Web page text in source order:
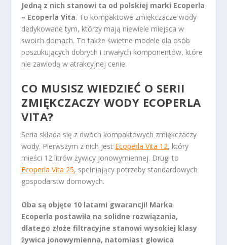
Jedną z nich stanowi ta od polskiej marki Ecoperla
– Ecoperla Vita. To kompaktowe zmiękczacze wody
dedykowane tym, którzy mają niewiele miejsca w
swoich domach. To także świetne modele dla osób
poszukujących dobrych i trwałych komponentów, które
nie zawiodą w atrakcyjnej cenie.
CO MUSISZ WIEDZIEĆ O SERII
ZMIĘKCZACZY WODY ECOPERLA
VITA?
Seria składa się z dwóch kompaktowych zmiękczaczy
wody. Pierwszym z nich jest Ecoperla Vita 12, który
mieści 12 litrów żywicy jonowymiennej. Drugi to
Ecoperla Vita 25, spełniający potrzeby standardowych
gospodarstw domowych.
Oba są objęte 10 latami gwarancji! Marka
Ecoperla postawiła na solidne rozwiązania,
dlatego złoże filtracyjne stanowi wysokiej klasy
żywica jonowymienna, natomiast głowica